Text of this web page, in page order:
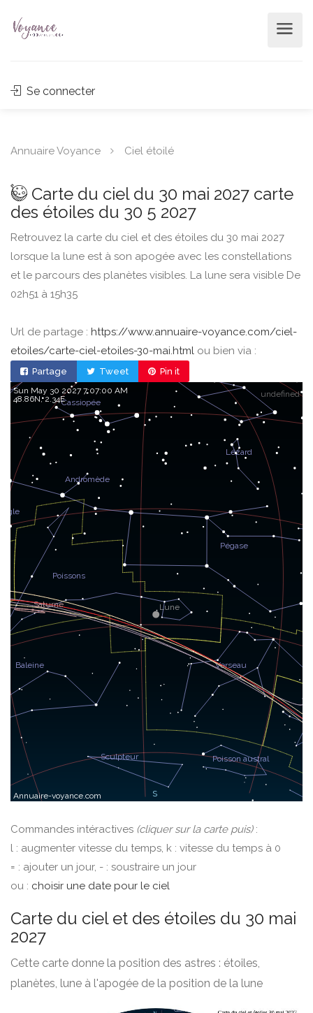
Se connecter
Annuaire Voyance Ciel étoilé
Carte du ciel du 30 mai 2027 carte
des étoiles du 30 5 2027
Retrouvez la carte du ciel et des étoiles du 30 mai 2027
lorsque la lune est à son apogée avec les constellations
et le parcours des planètes visibles. La lune sera visible De
02h51 à 15h35
Url de partage : https://www.annuaire-voyance.com/ciel-
etoiles/carte-ciel-etoiles-30-mai.html ou bien via :
Partage Tweet Pin it
undefined
Sun May 30 2027 7:07:00 AM
48.86, 2.34
Commandes intéractives (cliquer sur la carte puis):
l : augmenter vitesse du temps, k : vitesse du temps à 0
= : ajouter un jour, - : soustraire un jour
ou : choisir une date pour le ciel
Carte du ciel et des étoiles du 30 mai
2027
Cette carte donne la position des astres : étoiles,
planètes, lune à l'apogée de la position de la lune